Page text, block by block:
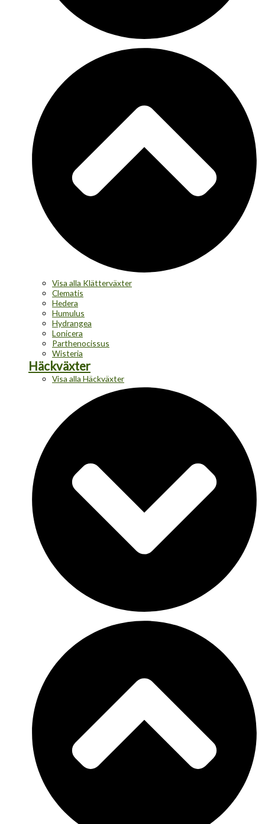
Visa alla Klätterväxter
Clematis
Hedera
Humulus
Hydrangea
Lonicera
Parthenocissus
Wisteria
Häckväxter
Visa alla Häckväxter